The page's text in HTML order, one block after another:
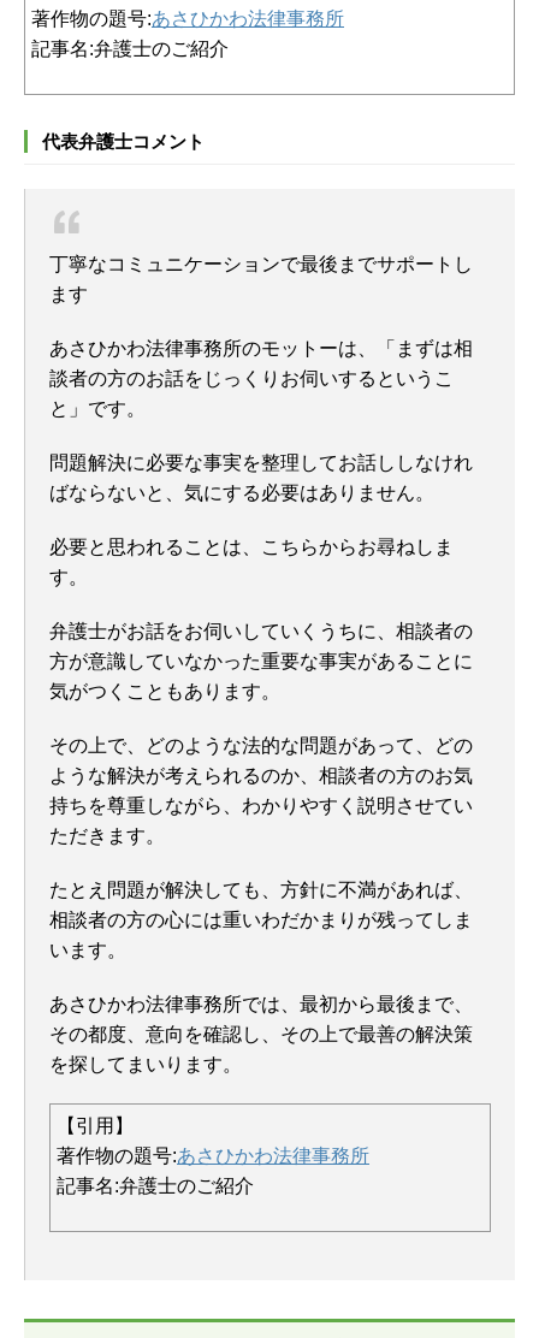
著作物の題号:あさひかわ法律事務所
記事名:弁護士のご紹介
代表弁護士コメント
丁寧なコミュニケーションで最後までサポートし
ます
あさひかわ法律事務所のモットーは、「まずは相
談者の方のお話をじっくりお伺いするというこ
と」です。
問題解決に必要な事実を整理してお話ししなけれ
ばならないと、気にする必要はありません。
必要と思われることは、こちらからお尋ねしま
す。
弁護士がお話をお伺いしていくうちに、相談者の
方が意識していなかった重要な事実があることに
気がつくこともあります。
その上で、どのような法的な問題があって、どの
ような解決が考えられるのか、相談者の方のお気
持ちを尊重しながら、わかりやすく説明させてい
ただきます。
たとえ問題が解決しても、方針に不満があれば、
相談者の方の心には重いわだかまりが残ってしま
います。
あさひかわ法律事務所では、最初から最後まで、
その都度、意向を確認し、その上で最善の解決策
を探してまいります。
【引用】
著作物の題号:あさひかわ法律事務所
記事名:弁護士のご紹介